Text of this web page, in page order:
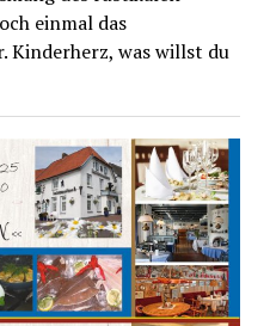
einmal das
Kinderherz, was willst du